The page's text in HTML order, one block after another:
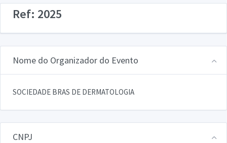
Ref: 2025
Nome do Organizador do Evento
SOCIEDADE BRAS DE DERMATOLOGIA
CNPJ